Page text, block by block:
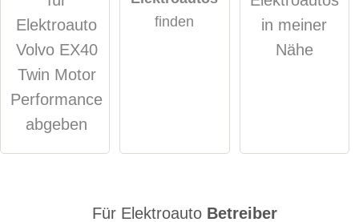
öffentliche Frage stellen Abbrechen
Hinweis:Bitte beachten Sie, öffentliche Fragen sindfür alle
Klicken Sie hier um eine
Elektroauto-Eintrag zu stellen
Elektroauto
Volvo EX40
Twin Motor
Performance
abgeben
finden
in meiner
Nähe
Für Elektroauto Betreiber